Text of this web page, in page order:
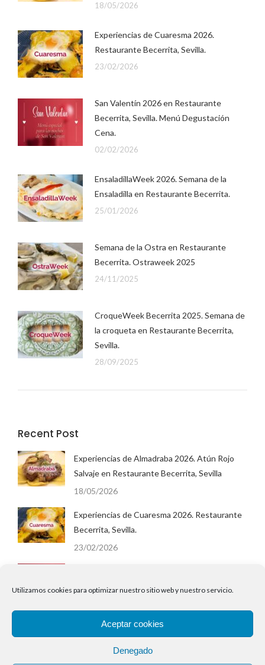
Utilizamos cookies para optimizar nuestro sitio web y nuestro servicio.
Aceptar cookies
Denegado
18/05/2026
Experiencias de Cuaresma 2026.
Restaurante Becerrita, Sevilla.
23/02/2026
San Valentín 2026 en Restaurante
Becerrita, Sevilla. Menú Degustación
Cena.
02/02/2026
EnsaladillaWeek 2026. Semana de la
Ensaladilla en Restaurante Becerrita.
25/01/2026
Semana de la Ostra en Restaurante
Becerrita. Ostraweek 2025
24/11/2025
CroqueWeek Becerrita 2025. Semana de
la croqueta en Restaurante Becerrita,
Sevilla.
28/09/2025
Recent Post
Experiencias de Almadraba 2026. Atún Rojo
Salvaje en Restaurante Becerrita, Sevilla
18/05/2026
Experiencias de Cuaresma 2026. Restaurante
Becerrita, Sevilla.
23/02/2026
Sevilla. Menú Degustación Cena.
EnsaladillaWeek 2026. Semana de la Ensaladilla